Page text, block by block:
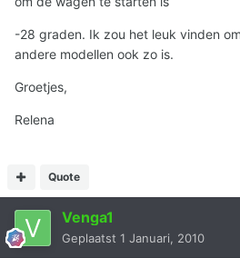
-28 graden. Ik zou het leuk vinden
andere modellen ook zo is.
Groetjes,
Relena
Quote
Venga1
Geplaatst 1 Januari, 2010